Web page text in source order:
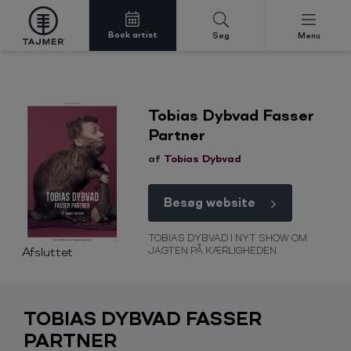
Book artist Søg Menu
Afsluttet
Tobias Dybvad Fasser
Partner
af Tobias Dybvad
Besøg website
TOBIAS DYBVAD I NYT SHOW OM
JAGTEN PÅ KÆRLIGHEDEN
TOBIAS DYBVAD FASSER
PARTNER